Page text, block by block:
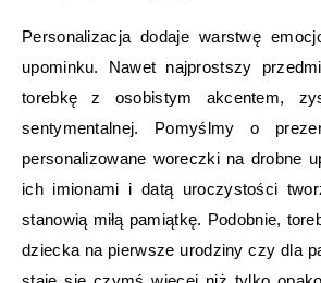
Personalizacja dodaje warstwę
upominku. Nawet najprostszy
torebkę z osobistym akcentem,
sentymentalnej. Pomyślmy o
personalizowane woreczki na drobne
ich imionami i datą uroczystości
stanowią miłą pamiątkę. Podobnie,
dziecka na pierwsze urodziny czy dla